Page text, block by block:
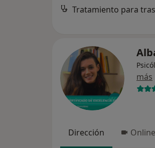
Tratamiento para
más
Dirección Online